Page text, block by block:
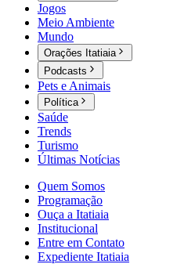
Jogos
Meio Ambiente
Mundo
Orações Itatiaia
Podcasts
Pets e Animais
Política
Saúde
Trends
Turismo
Últimas Notícias
Quem Somos
Programação
Ouça a Itatiaia
Institucional
Entre em Contato
Expediente Itatiaia